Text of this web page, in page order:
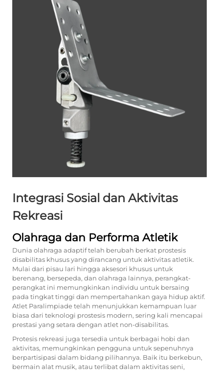
Integrasi Sosial dan Aktivitas
Rekreasi
Olahraga dan Performa Atletik
Dunia olahraga adaptif telah berubah berkat prostesis
disabilitas khusus yang dirancang untuk aktivitas atletik.
Mulai dari pisau lari hingga aksesori khusus untuk
berenang, bersepeda, dan olahraga lainnya, perangkat-
perangkat ini memungkinkan individu untuk bersaing
pada tingkat tinggi dan mempertahankan gaya hidup aktif.
Atlet Paralimpiade telah menunjukkan kemampuan luar
biasa dari teknologi prostesis modern, sering kali mencapai
prestasi yang setara dengan atlet non-disabilitas.
Protesis rekreasi juga tersedia untuk berbagai hobi dan
aktivitas, memungkinkan pengguna untuk sepenuhnya
berpartisipasi dalam bidang pilihannya. Baik itu berkebun,
bermain alat musik, atau terlibat dalam aktivitas seni,